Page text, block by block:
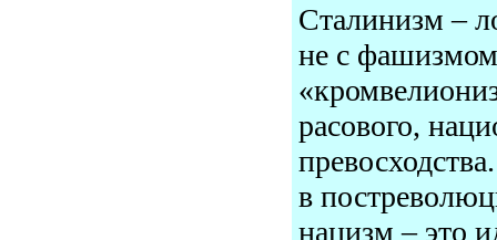
Сталинизм –
не с
расового,
в
нацизм – это